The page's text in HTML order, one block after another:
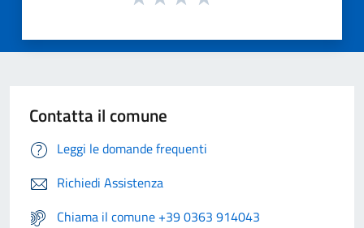
Contatta il comune
Leggi le domande frequenti
Richiedi Assistenza
Chiama il comune +39 0363 914043